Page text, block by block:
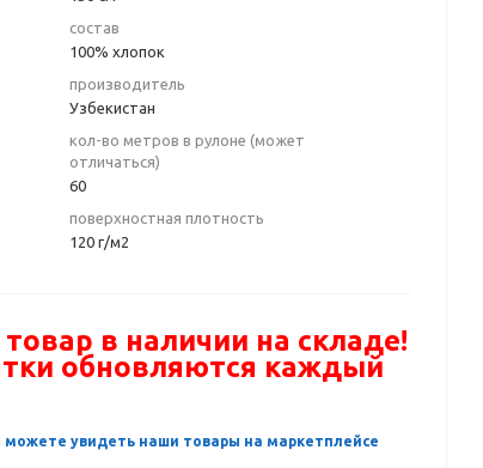
состав
100% хлопок
производитель
Узбекистан
кол-во метров в рулоне (может
отличаться)
60
поверхностная плотность
120 г/м2
товар в наличии на складе!
обновляются каждый
можете увидеть наши товары на маркетплейсе